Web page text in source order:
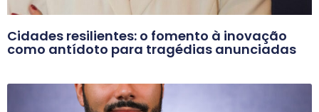
Cidades resilientes: o fomento à inovação
como antídoto para tragédias anunciadas